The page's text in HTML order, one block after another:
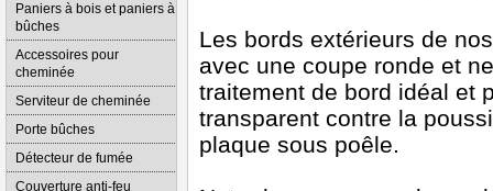
Les bords extérieurs de
avec une coupe ronde et
traitement de bord idéal et
transparent contre la
plaque sous poêle.
Paniers à bois et paniers à
bûches
Accessoires pour
cheminée
Serviteur de cheminée
Porte bûches
Détecteur de fumée
Couverture anti-feu